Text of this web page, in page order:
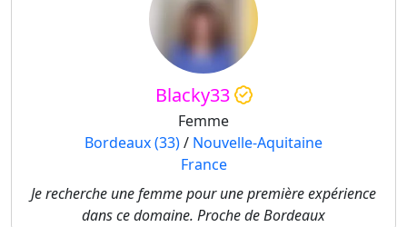
Blacky33
Femme
Bordeaux (33)/ Nouvelle-Aquitaine
France
Je recherche une femme pour une première expérience
dans ce domaine. Proche de Bordeaux